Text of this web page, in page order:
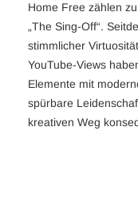
Home Free zählen
„The Sing-Off“.
stimmlicher
YouTube-Views
Elemente mit
spürbare
kreativen Weg